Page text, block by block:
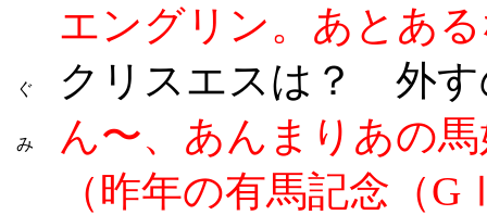
エングリン。あとあ
ぐ クリスエスは？ 外す
み
ん〜、あんまりあの
（昨年の有馬記念（